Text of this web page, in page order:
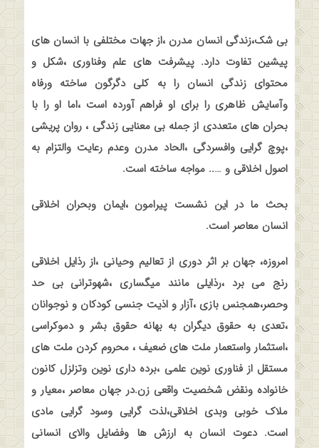
بی شک،زندگی انسان مدرن ،از جهات مختلفی با انسان های
پیشین تفاوت دارد. پیشرفت های علم وفناوری ،شکل و
محتوای زندگی انسان را به کلی دگرگون ساخته ورفاه
وآسایش ظاهری را برای او فراهم آورده است ،اما او را با
بحران های متعددی از جمله بی معنایی زندگی ، روان پریشی
،پوچ گرایی وافسردگی ،الحاد مدرن وعدم رعایت والتزام به
اصول اخلاقی و ….. مواجه ساخته است.
بحث ما در این نشست پیرامون ،ایمان وبحران اخلاقی
انسان معاصر است.
امروزه، جهان بر اثر دوری از تعالیم وحیانی ،از رذایل اخلاقی
رنج می برد ،رذایلی مانند میگساری ،شهوترانی بی حد
وحصر،همجنس بازی ،آزار و اذیت جنسی کودکان و نوجوانان
،تعدی به حقوق دیگران به بهانه حقوق بشر و دموکراسی
،استثمار واستعمار ملت های ضعیف ، محروم کردن ملت های
مستقل از فناوری نوین علمی ،برده داری نوین وتزلزل کانون
خانواده ونقض شخصیت واقعی زن.در جهان معاصر ،معیار و
ملاک خوبی وبدی اخلاقی،لذت گرایی وسود گرایی مادی
است. دعوت انسان به ارزش ها وفضایل والای انسانی